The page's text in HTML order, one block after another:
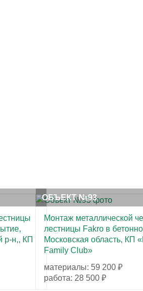
р-н,, КП
ОБЪЕКТ №93
Монтаж металлической
лестницы Fakro в
Московская область, КП
Family Club»
материалы: 59 200 ₽
работа: 28 500 ₽